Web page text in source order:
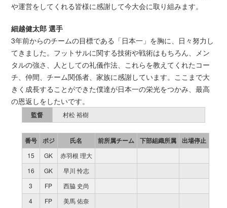
や運営をしてくれる皆様に感謝して今大会に取り組みます。
細越健太郎 選手
3年前からのチームの目標である「日本一」を胸に、日々努力し
てきました。フットサルに関する技術や戦術はもちろん、メン
タルの強さ、人としての礼儀作法、これらを教えてくれたコー
チ、仲間、チーム関係者、家族に感謝しています。ここまで大
きく成長することができた僕達が日本一の栄光をつかみ、最高
の恩返しをしたいです。
監督 村松 裕樹
番号 ポジ 氏名 前所属チーム 下部組織所属 出場停止
15 GK
赤羽根 理大
16
GK
早川 怜志
3
FP
西脇 史尚
4
FP
美馬 佑奈